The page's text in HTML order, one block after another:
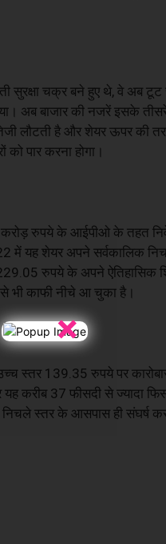
×
चक्र बने हुए थे, वे अब टूट
अब बाजार की नजरें इसके
तेजी लौटती है और शेयर ऊपर
पार करना होगा।
रुपये के आईपीओ के तहत
में यह शेयर अपने सर्वकालिक
रुपये के अपने ऐतिहासिक
भी काफी नीचे आ चुका है।
139.35 रुपये पर
करीब 37 फीसदी से ज्यादा
स्तर के आसपास ही संघर्ष